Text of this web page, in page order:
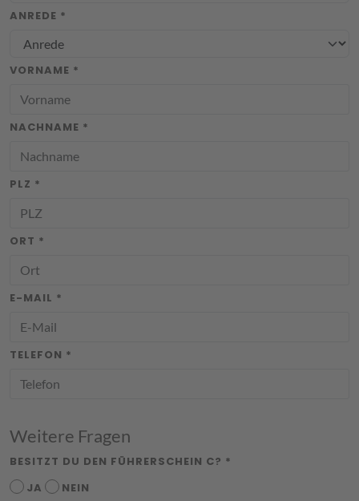
ANREDE *
VORNAME *
NACHNAME *
PLZ *
ORT *
E-MAIL *
TELEFON *
Weitere Fragen
BESITZT DU DEN FÜHRERSCHEIN C? *
JA
NEIN